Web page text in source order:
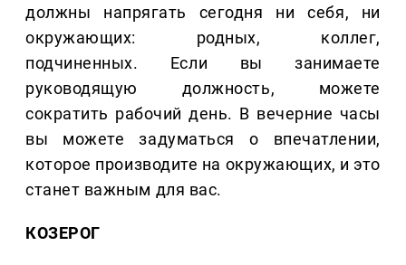
должны напрягать сегодня ни себя, ни
окружающих: родных, коллег,
подчиненных. Если вы занимаете
руководящую должность, можете
сократить рабочий день. В вечерние часы
вы можете задуматься о впечатлении,
которое производите на окружающих, и это
станет важным для вас.
КОЗЕРОГ